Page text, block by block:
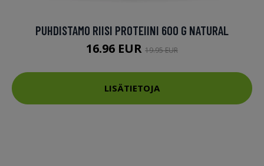
PUHDISTAMO RIISI PROTEIINI 600 G NATURAL
16.96 EUR 19.95 EUR
LISÄTIETOJA